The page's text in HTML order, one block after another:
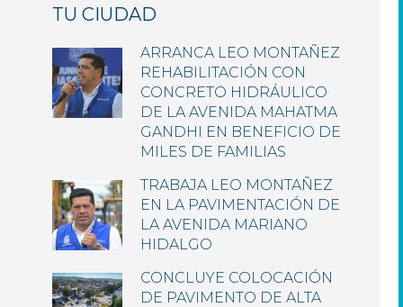
TU CIUDAD
ARRANCA LEO MONTAÑEZ
REHABILITACIÓN CON
CONCRETO HIDRÁULICO
DE LA AVENIDA MAHATMA
GANDHI EN BENEFICIO DE
MILES DE FAMILIAS
TRABAJA LEO MONTAÑEZ
EN LA PAVIMENTACIÓN DE
LA AVENIDA MARIANO
HIDALGO
CONCLUYE COLOCACIÓN
DE PAVIMENTO DE ALTA